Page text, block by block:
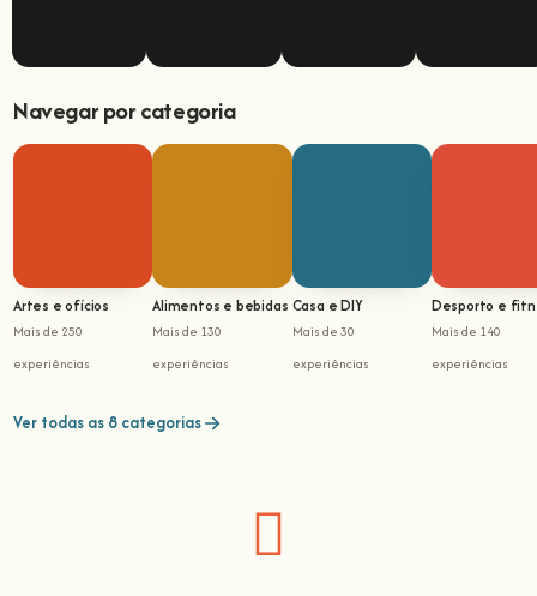
Navegar por categoria
Artes e ofícios
Mais de 250
experiências
Alimentos e bebidas
Mais de 130
experiências
Casa e DIY
Mais de 30
experiências
Desporto e
Mais de 140
experiências
Ver todas as 8 categorias